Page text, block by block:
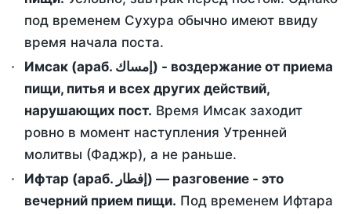
под временем Сухура обычно имеют ввиду
время начала поста.
Имсак (араб. إمساك) - воздержание от приема
пищи, питья и всех других действий,
нарушающих пост. Время Имсак заходит
ровно в момент наступления Утренней
молитвы (Фаджр), а не раньше.
Ифтар (араб. إفطار) — разговение - это
вечерний прием пищи. Под временем Ифтара